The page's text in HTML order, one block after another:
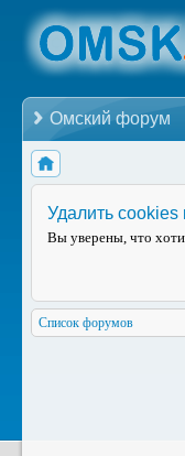
Омский форум
Удалить
Вы уверены, что
Список форумов